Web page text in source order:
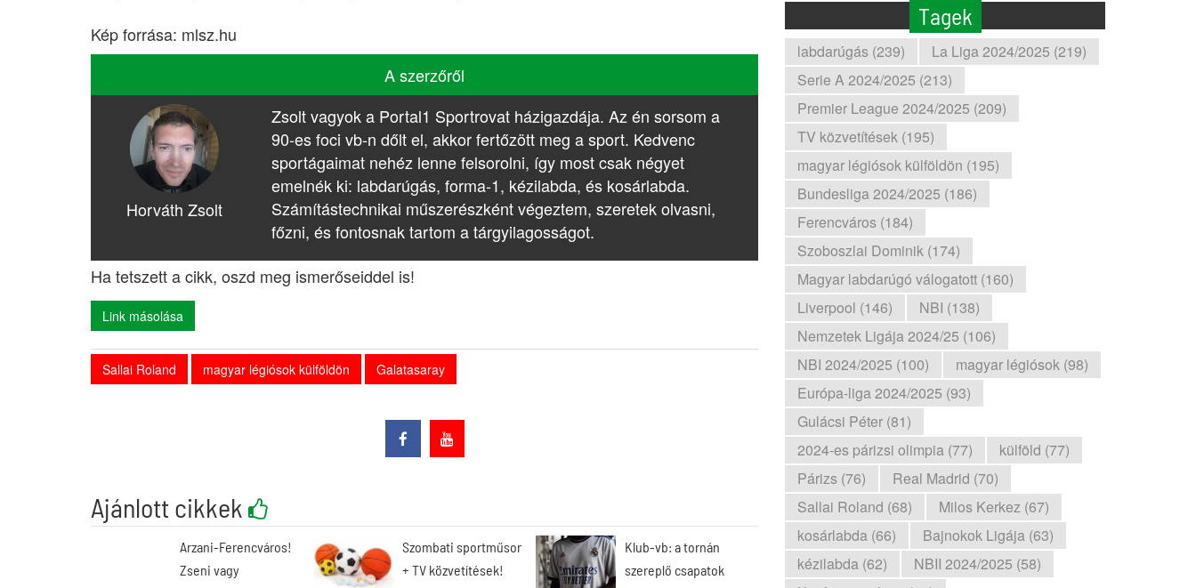
Kép forrása: mlsz.hu
A szerzőről
Horváth Zsolt
Zsolt vagyok a Portal1 Sportrovat házigazdája. Az én sorsom a
90-es foci vb-n dőlt el, akkor fertőzött meg a sport. Kedvenc
sportágaimat nehéz lenne felsorolni, így most csak négyet
emelnék ki: labdarúgás, forma-1, kézilabda, és kosárlabda.
Számítástechnikai műszerészként végeztem, szeretek olvasni,
főzni, és fontosnak tartom a tárgyilagosságot.
Ha tetszett a cikk, oszd meg ismerőseiddel is!
Link másolása
Sallai Roland magyar légiósok külföldön Galatasaray
Ajánlott cikkek
Arzani-Ferencváros!
Zseni vagy
Szombati sportműsor
+ TV közvetítések!
Klub-vb: a tornán
szereplő csapatok
Tagek
labdarúgás (239)
La Liga 2024/2025 (219)
Serie A 2024/2025 (213)
Premier League 2024/2025 (209)
TV közvetítések (195)
magyar légiósok külföldön (195)
Bundesliga 2024/2025 (186)
Ferencváros (184)
Szoboszlai Dominik (174)
Magyar labdarúgó válogatott (160)
Liverpool (146)
NBI (138)
Nemzetek Ligája 2024/25 (106)
NBI 2024/2025 (100)
magyar légiósok (98)
Európa-liga 2024/2025 (93)
Gulácsi Péter (81)
2024-es párizsi olimpia (77)
külföld (77)
Párizs (76)
Real Madrid (70)
Sallai Roland (68)
Milos Kerkez (67)
kosárlabda (66)
Bajnokok Ligája (63)
kézilabda (62)
NBII 2024/2025 (58)